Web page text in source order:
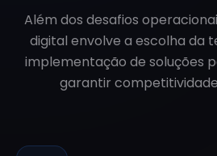
Além dos desafios
digital envolve a escolha da
implementação de soluções
garantir